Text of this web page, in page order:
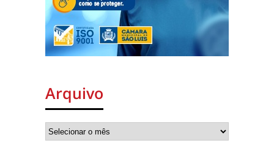
Arquivo